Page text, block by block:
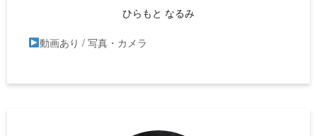
ひらもと なるみ
動画あり / 写真・カメラ